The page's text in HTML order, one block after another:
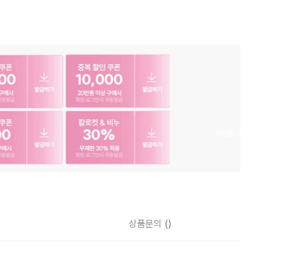
상품문의 ()